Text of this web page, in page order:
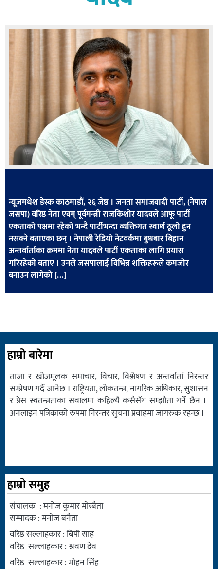
प्रमुख
समाचार
अन्तराष्ट्रिय
खेलकुद
मनोरञ्जन
भिडियो
अन्य
समाज
शिक्षा
न्यूजमधेश डेस्क काठमाडौं, २६ जेष्ठ । जनता समाजवादी पार्टी, (नेपाल
जसपा) वरिष्ठ नेता एवम् पूर्वमन्त्री राजकिशोर यादवले आफू पार्टी
एकताको पक्षमा रहेको भन्दै पार्टीभन्दा व्यक्तिगत स्वार्थ ठूलो हुन
नसक्ने बताएका छन् । नेपाली रेडियो नेटवर्कमा बुधबार बिहान
अन्तर्वार्ताका क्रममा नेता यादवले पार्टी एकताका लागि प्रयास
गरिरहेको बताए । उनले जसपालाई विभिन्न शक्तिहरूले कमजोर
बनाउन लागेको […]
हाम्रो बारेमा
ताजा र खोजमूलक समाचार, विचार, विश्लेषण र अन्तर्वार्ता निरन्तर
सम्प्रेषण गर्दै जानेछ । राष्ट्रियता, लोकतन्त्र, नागरिक अधिकार, सुशासन
र प्रेस स्वतन्त्रताका सवालमा कहिल्यै कसैसँग सम्झौता गर्ने छैन ।
अनलाइन पत्रिकाको रुपमा निरन्तर सुचना प्रवाहमा जागरुक रहन्छ ।
हाम्रो समुह
संचालक : मनोज कुमार मोरबैता
सम्पादक : मनोज बनैता
वरिष्ठ सल्लाहकार : बिपी साह
वरिष्ठ सल्लाहकार : श्रवण देव
वरिष्ठ सल्लाहकार : मोहन सिंह